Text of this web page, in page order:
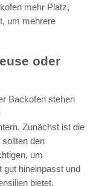
mehr Platz,
um mehrere
oder
Backofen stehen
Zunächst ist die
den
um
gut hineinpasst und
bietet.